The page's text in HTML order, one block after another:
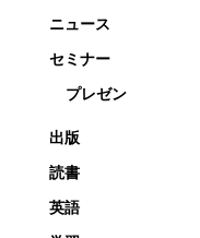
ニュース
セミナー
プレゼン
出版
読書
英語